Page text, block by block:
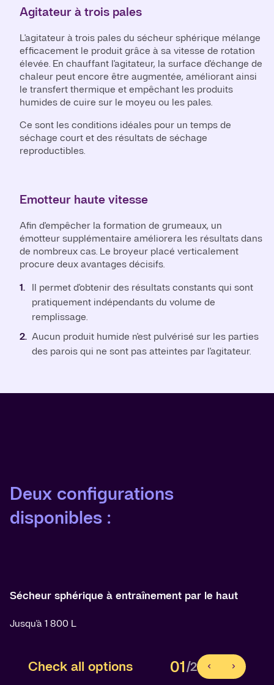
Agitateur à trois pales
L'agitateur à trois pales du sécheur sphérique mélange
efficacement le produit grâce à sa vitesse de rotation
élevée. En chauffant l'agitateur, la surface d'échange de
chaleur peut encore être augmentée, améliorant ainsi
le transfert thermique et empêchant les produits
humides de cuire sur le moyeu ou les pales.
Ce sont les conditions idéales pour un temps de
séchage court et des résultats de séchage
reproductibles.
Emotteur haute vitesse
Afin d'empêcher la formation de grumeaux, un
émotteur supplémentaire améliorera les résultats dans
de nombreux cas. Le broyeur placé verticalement
procure deux avantages décisifs.
Il permet d'obtenir des résultats constants qui sont
pratiquement indépendants du volume de
remplissage.
Aucun produit humide n'est pulvérisé sur les parties
des parois qui ne sont pas atteintes par l'agitateur.
Deux configurations
disponibles :
Sécheur sphérique à entraînement par le haut
Jusqu'à 1 800 L
Check all options 01/2